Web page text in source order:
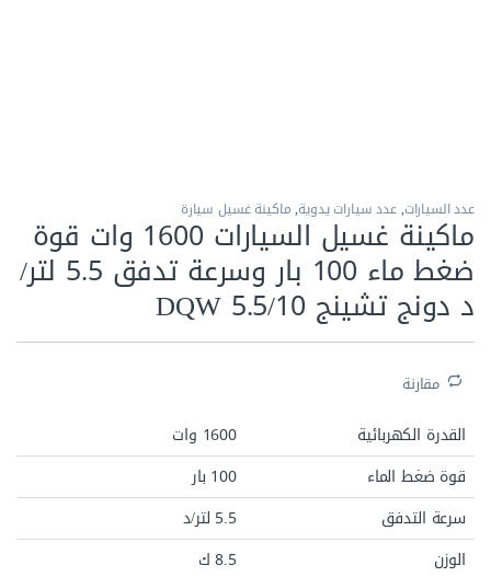
عدد السيارات,عدد سيارات يدوية​,ماكينة غسيل سيارة
ماكينة غسيل السيارات 1600 وات قوة
ضغط ماء 100 بار وسرعة تدفق 5.5 لتر/
د دونج تشينج DQW 5.5/10
مقارنة
القدرة الكهربائية
1600 وات
قوة ضغط الماء
100 بار
سرعة التدفق
5.5 لتر/د
الوزن
8.5 ك